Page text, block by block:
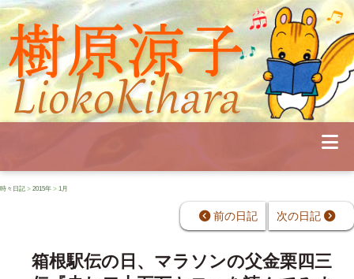
Profile
Concert
Seminar
Diary
Contact
School
時々日記 > 2015年 > 1月
前の日記 次の日記
箱根駅伝の日、マラソンの父金栗四三